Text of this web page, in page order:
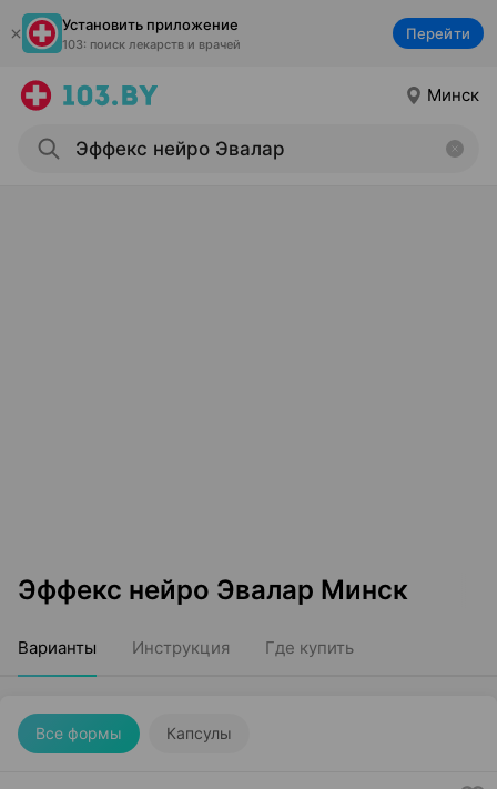
Установить приложение
103: поиск лекарств и врачей
Перейти
Минск
Эффекс нейро Эвалар Минск
Варианты Инструкция Где купить
Все формы Капсулы